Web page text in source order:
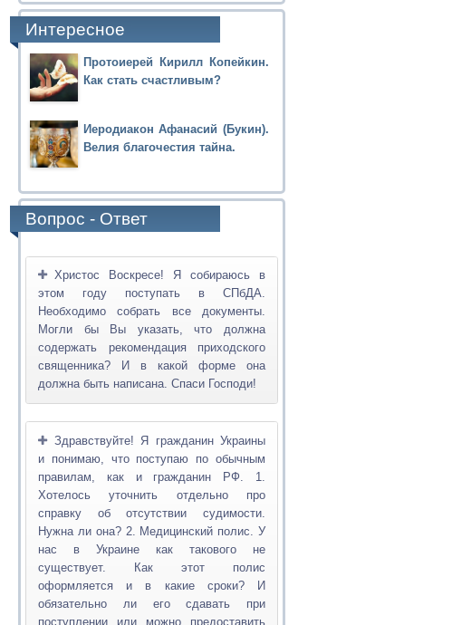
Интересное
Протоиерей Кирилл Копейкин.
Как стать счастливым?
Иеродиакон Афанасий (Букин).
Велия благочестия тайна.
Вопрос - Ответ
Христос Воскресе! Я собираюсь в
этом году поступать в СПбДА.
Необходимо собрать все документы.
Могли бы Вы указать, что должна
содержать рекомендация приходского
священника? И в какой форме она
должна быть написана. Спаси Господи!
Здравствуйте! Я гражданин Украины
и понимаю, что поступаю по обычным
правилам, как и гражданин РФ. 1.
Хотелось уточнить отдельно про
справку об отсутствии судимости.
Нужна ли она? 2. Медицинский полис. У
нас в Украине как такового не
существует. Как этот полис
оформляется и в какие сроки? И
обязательно ли его сдавать при
поступлении или можно предоставить